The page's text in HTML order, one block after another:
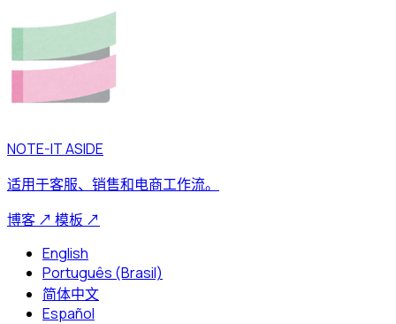
NOTE-IT ASIDE
适用于客服、销售和电商工作流。
博客 ↗ 模板 ↗
English
Português (Brasil)
简体中文
Español